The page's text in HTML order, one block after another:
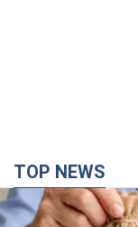
TOP NEWS